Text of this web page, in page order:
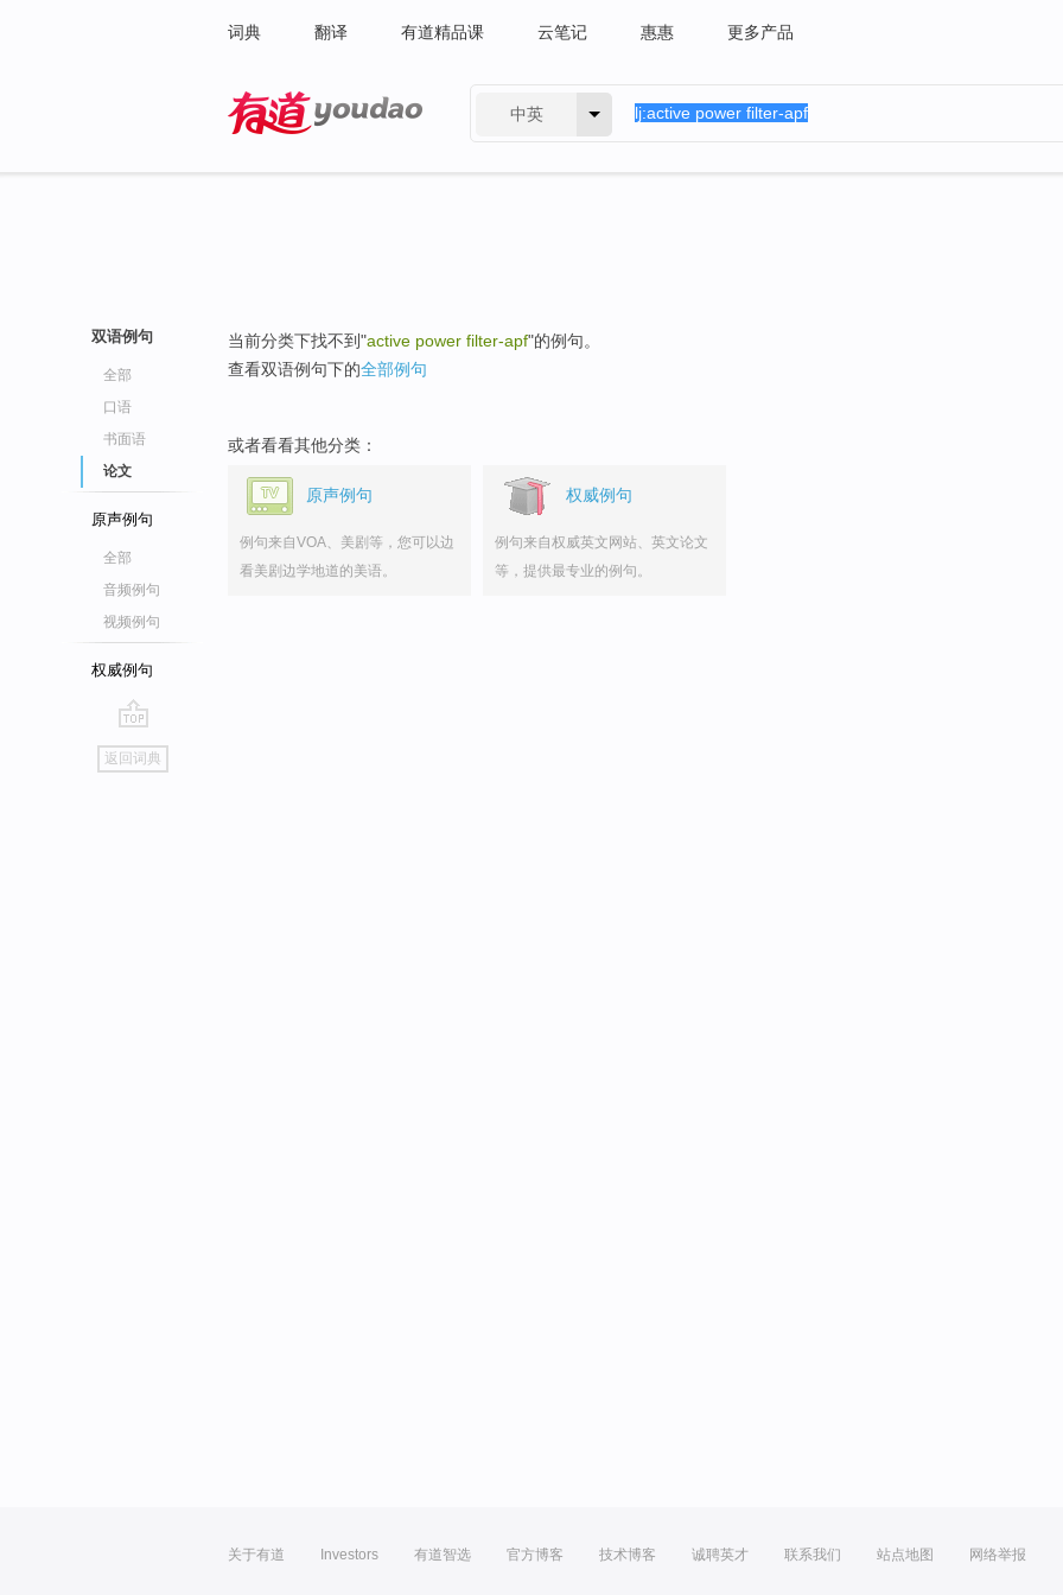
词典 翻译 有道精品课 云笔记 惠惠 更多产品
中英
双语例句
全部
口语
书面语
论文
原声例句
全部
音频例句
视频例句
权威例句
go
top
返回词典
当前分类下找不到"active power filter-apf"的例句。
查看双语例句下的全部例句
或者看看其他分类：
原声例句
例句来自VOA、美剧等，您可以边
看美剧边学地道的美语。
权威例句
例句来自权威英文网站、英文论文
等，提供最专业的例句。
关于有道 Investors 有道智选 官方博客 技术博客 诚聘英才 联系我们 站点地图 网络举报